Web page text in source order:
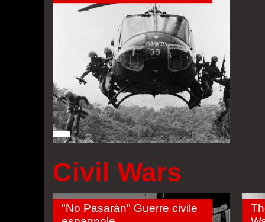
Civil Wars
"No Pasaràn" Guerre civile